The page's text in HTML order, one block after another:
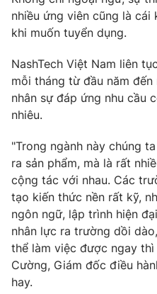
® Cấm sao chép dưới mọi
thuận bằng văn bản. Ghi rõ
thông tin từ website này.
nhiều ứng viên cũng là
khi muốn tuyển dụng.
NashTech Việt Nam liên
mỗi tháng từ đầu năm
nhân sự đáp ứng nhu cầu
nhiêu.
"Trong ngành này chúng
ra sản phẩm, mà là rất
cộng tác với nhau. Các
tạo kiến thức nền rất kỹ,
ngôn ngữ, lập trình hiện
nhân lực ra trường dồi
thể làm việc được ngay
Cường, Giám đốc điều
hay.